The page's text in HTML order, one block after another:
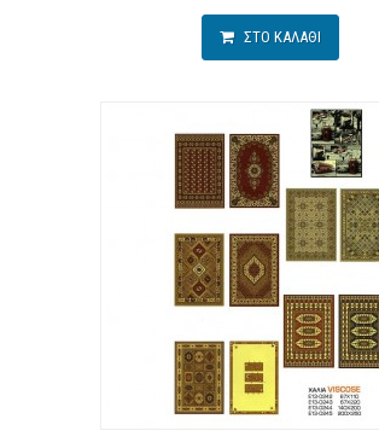
ΣΤΟ ΚΑΛΑΘΙ